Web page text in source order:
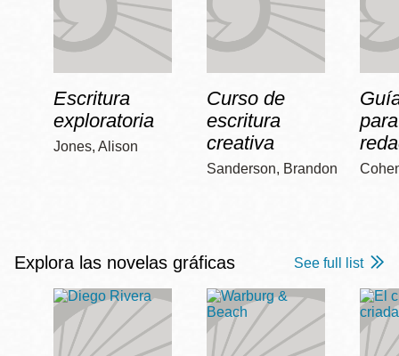
Escritura
exploratoria
Jones, Alison
Curso de
escritura
creativa
Sanderson, Brandon
Explora las novelas gráficas See full list